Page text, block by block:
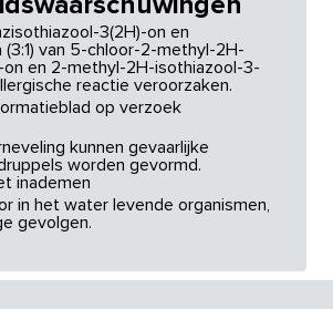
3(2H)-on en
(3:1) van 5-chloor-2-methyl-2H-
en 2-methyl-2H-isothiazool-3-
reactie veroorzaken.
op verzoek
kunnen gevaarlijke
worden gevormd.
inademen
in het water levende organismen,
gevolgen.